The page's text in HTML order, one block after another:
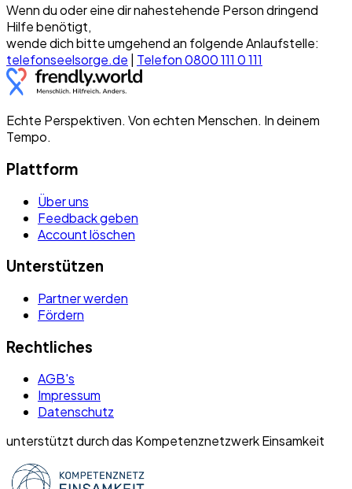
Wenn du oder eine dir nahestehende Person dringend
Hilfe benötigt,
wende dich bitte umgehend an folgende Anlaufstelle:
telefonseelsorge.de
Telefon 0800 111 0 111
Echte Perspektiven. Von echten Menschen. In deinem
Tempo.
Plattform
Über uns
Feedback geben
Account löschen
Unterstützen
Partner werden
Fördern
Rechtliches
AGB's
Impressum
Datenschutz
unterstützt durch das Kompetenznetzwerk Einsamkeit